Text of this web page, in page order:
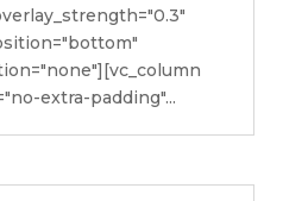
extra-padding"...